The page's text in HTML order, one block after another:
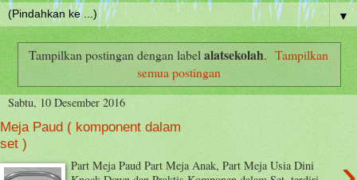
▼
Tampilkan postingan dengan labelalatsekolah. Tampilkan
semua postingan
Sabtu, 10 Desember 2016
Meja Paud ( komponent dalam
set )
Part Meja Paud Part Meja Anak, Part Meja Usia Dini